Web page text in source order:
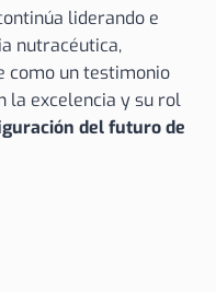
liderando e
nutracéutica,
como un testimonio
la excelencia y su rol
del futuro de